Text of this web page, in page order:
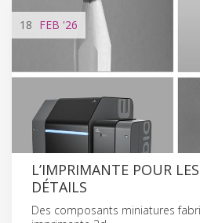
18 FEB '26
L’IMPRIMANTE POUR
DÉTAILS
Des composants miniatures